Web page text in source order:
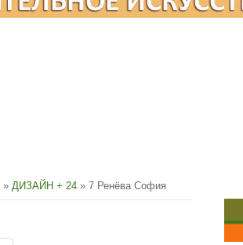
» ДИЗАЙН + 24 » 7 Ренёва София